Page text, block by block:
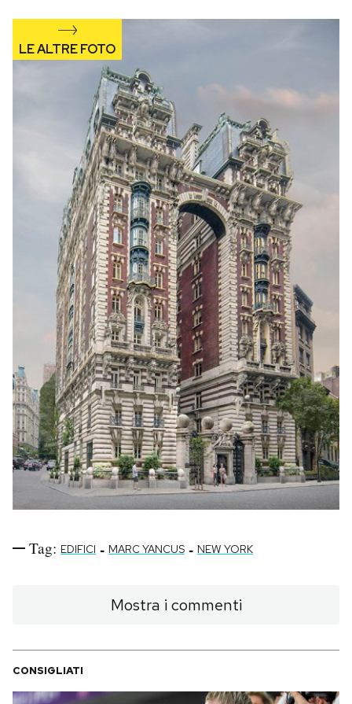
Tag: EDIFICI - MARC YANCUS - NEW YORK
Mostra i commenti
CONSIGLIATI